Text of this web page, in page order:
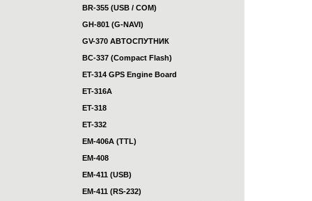
BR-355 (USB / COM)
GH-801 (G-NAVI)
GV-370 АВТОСПУТНИК
BC-337 (Compact Flash)
ET-314 GPS Engine Board
ET-316A
ET-318
ET-332
EM-406A (TTL)
EM-408
EM-411 (USB)
EM-411 (RS-232)